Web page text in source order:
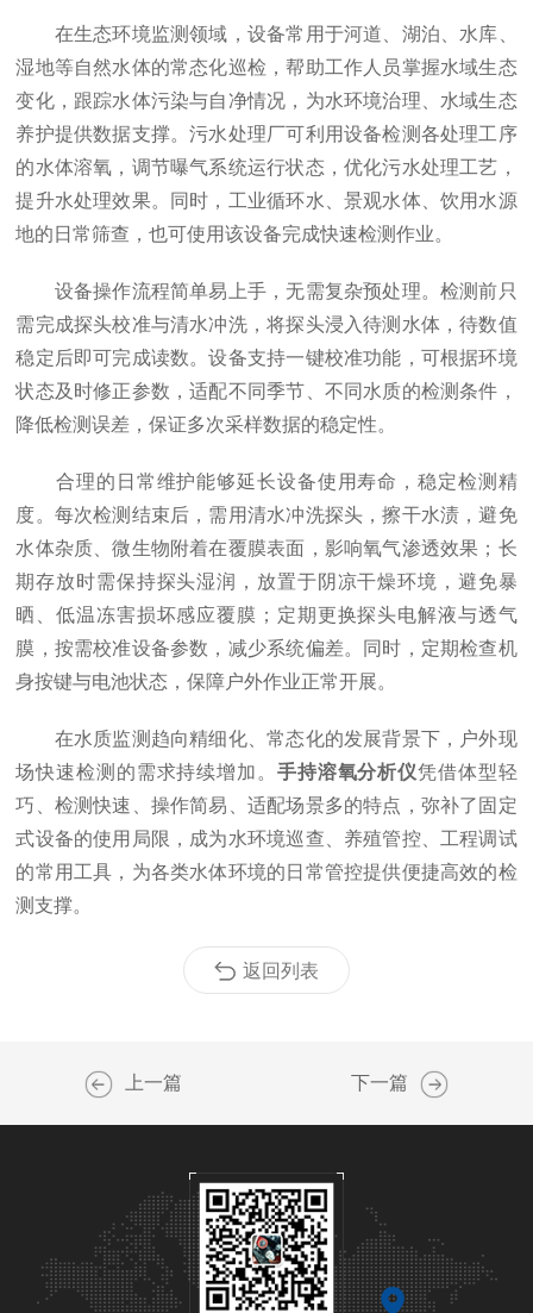
在生态环境监测领域，设备常用于河道、湖泊、水库、
湿地等自然水体的常态化巡检，帮助工作人员掌握水域生态
变化，跟踪水体污染与自净情况，为水环境治理、水域生态
养护提供数据支撑。污水处理厂可利用设备检测各处理工序
的水体溶氧，调节曝气系统运行状态，优化污水处理工艺，
提升水处理效果。同时，工业循环水、景观水体、饮用水源
地的日常筛查，也可使用该设备完成快速检测作业。
设备操作流程简单易上手，无需复杂预处理。检测前只
需完成探头校准与清水冲洗，将探头浸入待测水体，待数值
稳定后即可完成读数。设备支持一键校准功能，可根据环境
状态及时修正参数，适配不同季节、不同水质的检测条件，
降低检测误差，保证多次采样数据的稳定性。
合理的日常维护能够延长设备使用寿命，稳定检测精
度。每次检测结束后，需用清水冲洗探头，擦干水渍，避免
水体杂质、微生物附着在覆膜表面，影响氧气渗透效果；长
期存放时需保持探头湿润，放置于阴凉干燥环境，避免暴
晒、低温冻害损坏感应覆膜；定期更换探头电解液与透气
膜，按需校准设备参数，减少系统偏差。同时，定期检查机
身按键与电池状态，保障户外作业正常开展。
在水质监测趋向精细化、常态化的发展背景下，户外现
场快速检测的需求持续增加。 手持溶氧分析仪凭借体型轻
巧、检测快速、操作简易、适配场景多的特点，弥补了固定
式设备的使用局限，成为水环境巡查、养殖管控、工程调试
的常用工具，为各类水体环境的日常管控提供便捷高效的检
测支撑。
返回列表
上一篇 下一篇